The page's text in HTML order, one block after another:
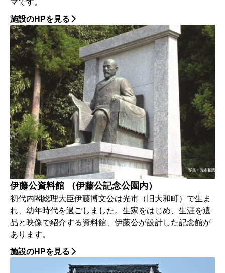
施設のHPを見る
伊藤公資料館 （伊藤公記念公園内）
初代内閣総理大臣伊藤博文公は光市（旧大和町）で生ま
れ、幼年時代を過ごしました。生家をはじめ、生涯を遺
品と映像で紹介する資料館、伊藤公が設計した記念館が
あります。
施設のHPを見る